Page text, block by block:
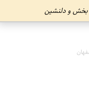
بخش و دلنشین